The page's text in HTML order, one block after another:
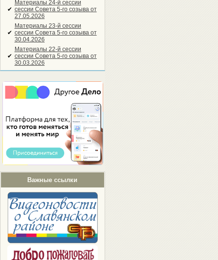
✔
Материалы 24-й сессии
сессии Совета 5-го созыва от
27.05.2026
✔
Материалы 23-й сессии
сессии Совета 5-го созыва от
30.04.2026
✔
Материалы 22-й сессии
сессии Совета 5-го созыва от
30.03.2026
Важные ссылки